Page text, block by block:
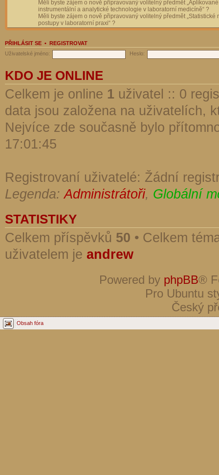
Měli byste zájem o nově připravovaný volitelný předmět „Aplikované
instrumentální a analytické technologie v laboratorní medicíně“ ?
Měli byste zájem o nově připravovaný volitelný předmět „Statistické
postupy v laboratorní praxi“ ?
PŘIHLÁSIT SE • REGISTROVAT
Uživatelské jméno:
Heslo:
KDO JE ONLINE
Celkem je online 1 uživatel :: 0
data jsou založena na uživatelích,
Nejvíce zde současně bylo
17:01:45
Registrovaní uživatelé: Žádní
Legenda:Administrátoři, Globální
STATISTIKY
Celkem příspěvků 50 • Celkem
uživatelem je andrew
Powered by phpBB®
Pro Ubuntu
Český
Obsah fóra